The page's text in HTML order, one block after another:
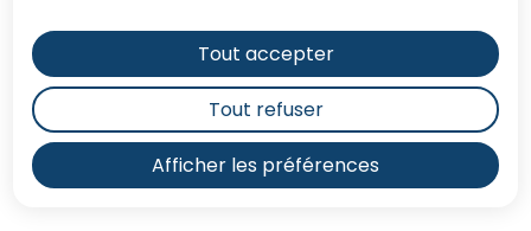
Afficher les préférences
Tout accepter
Tout refuser